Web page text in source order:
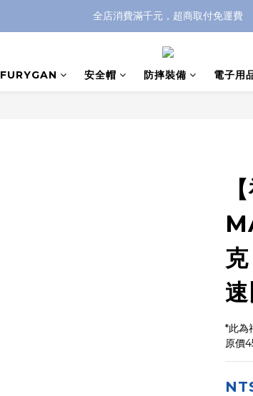
全店消費滿千元，超商取付免運費
全店消費滿千元，超商取付免運費
註冊即贈100元購物金，完整註冊加碼50元購
全店消費滿千元，超商取付免運費
FURYGAN 安全帽 防摔裝備 電子用
*此為
原價